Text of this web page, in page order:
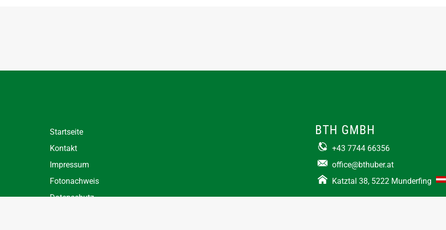
Startseite
Kontakt
Impressum
Fotonachweis
Datenschutz
BTH GMBH
+43 7744 66356
office@bthuber.at​
Katztal 38, 5222 Munderfing